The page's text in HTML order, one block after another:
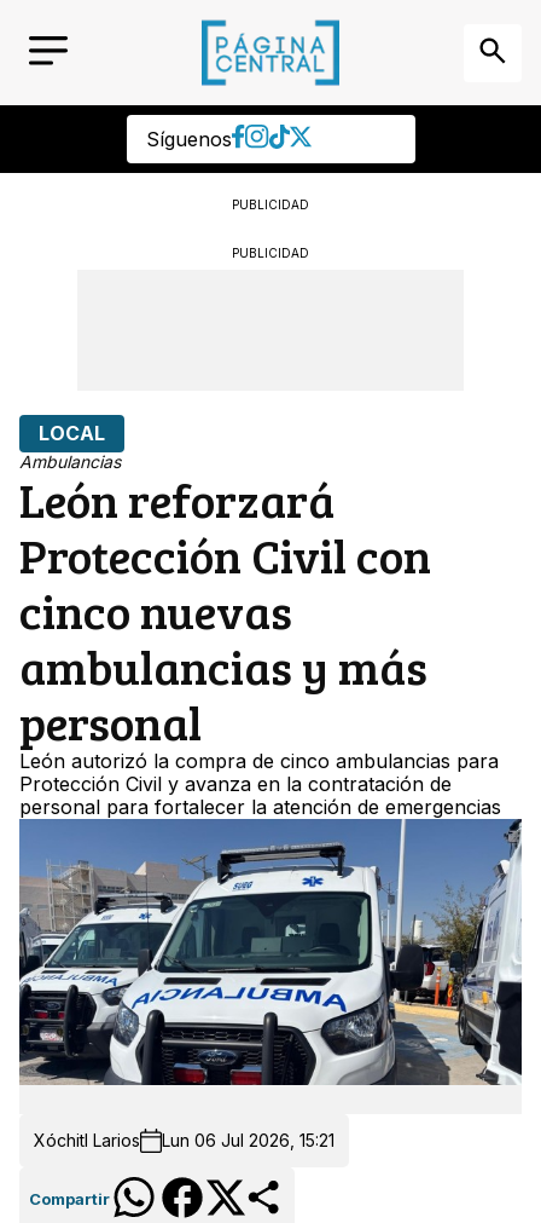
Síguenos
PUBLICIDAD
PUBLICIDAD
LOCAL
Ambulancias
León reforzará
Protección Civil con
cinco nuevas
ambulancias y más
personal
León autorizó la compra de cinco ambulancias para
Protección Civil y avanza en la contratación de
personal para fortalecer la atención de emergencias
Xóchitl Larios Lun 06 Jul 2026, 15:21
Compartir